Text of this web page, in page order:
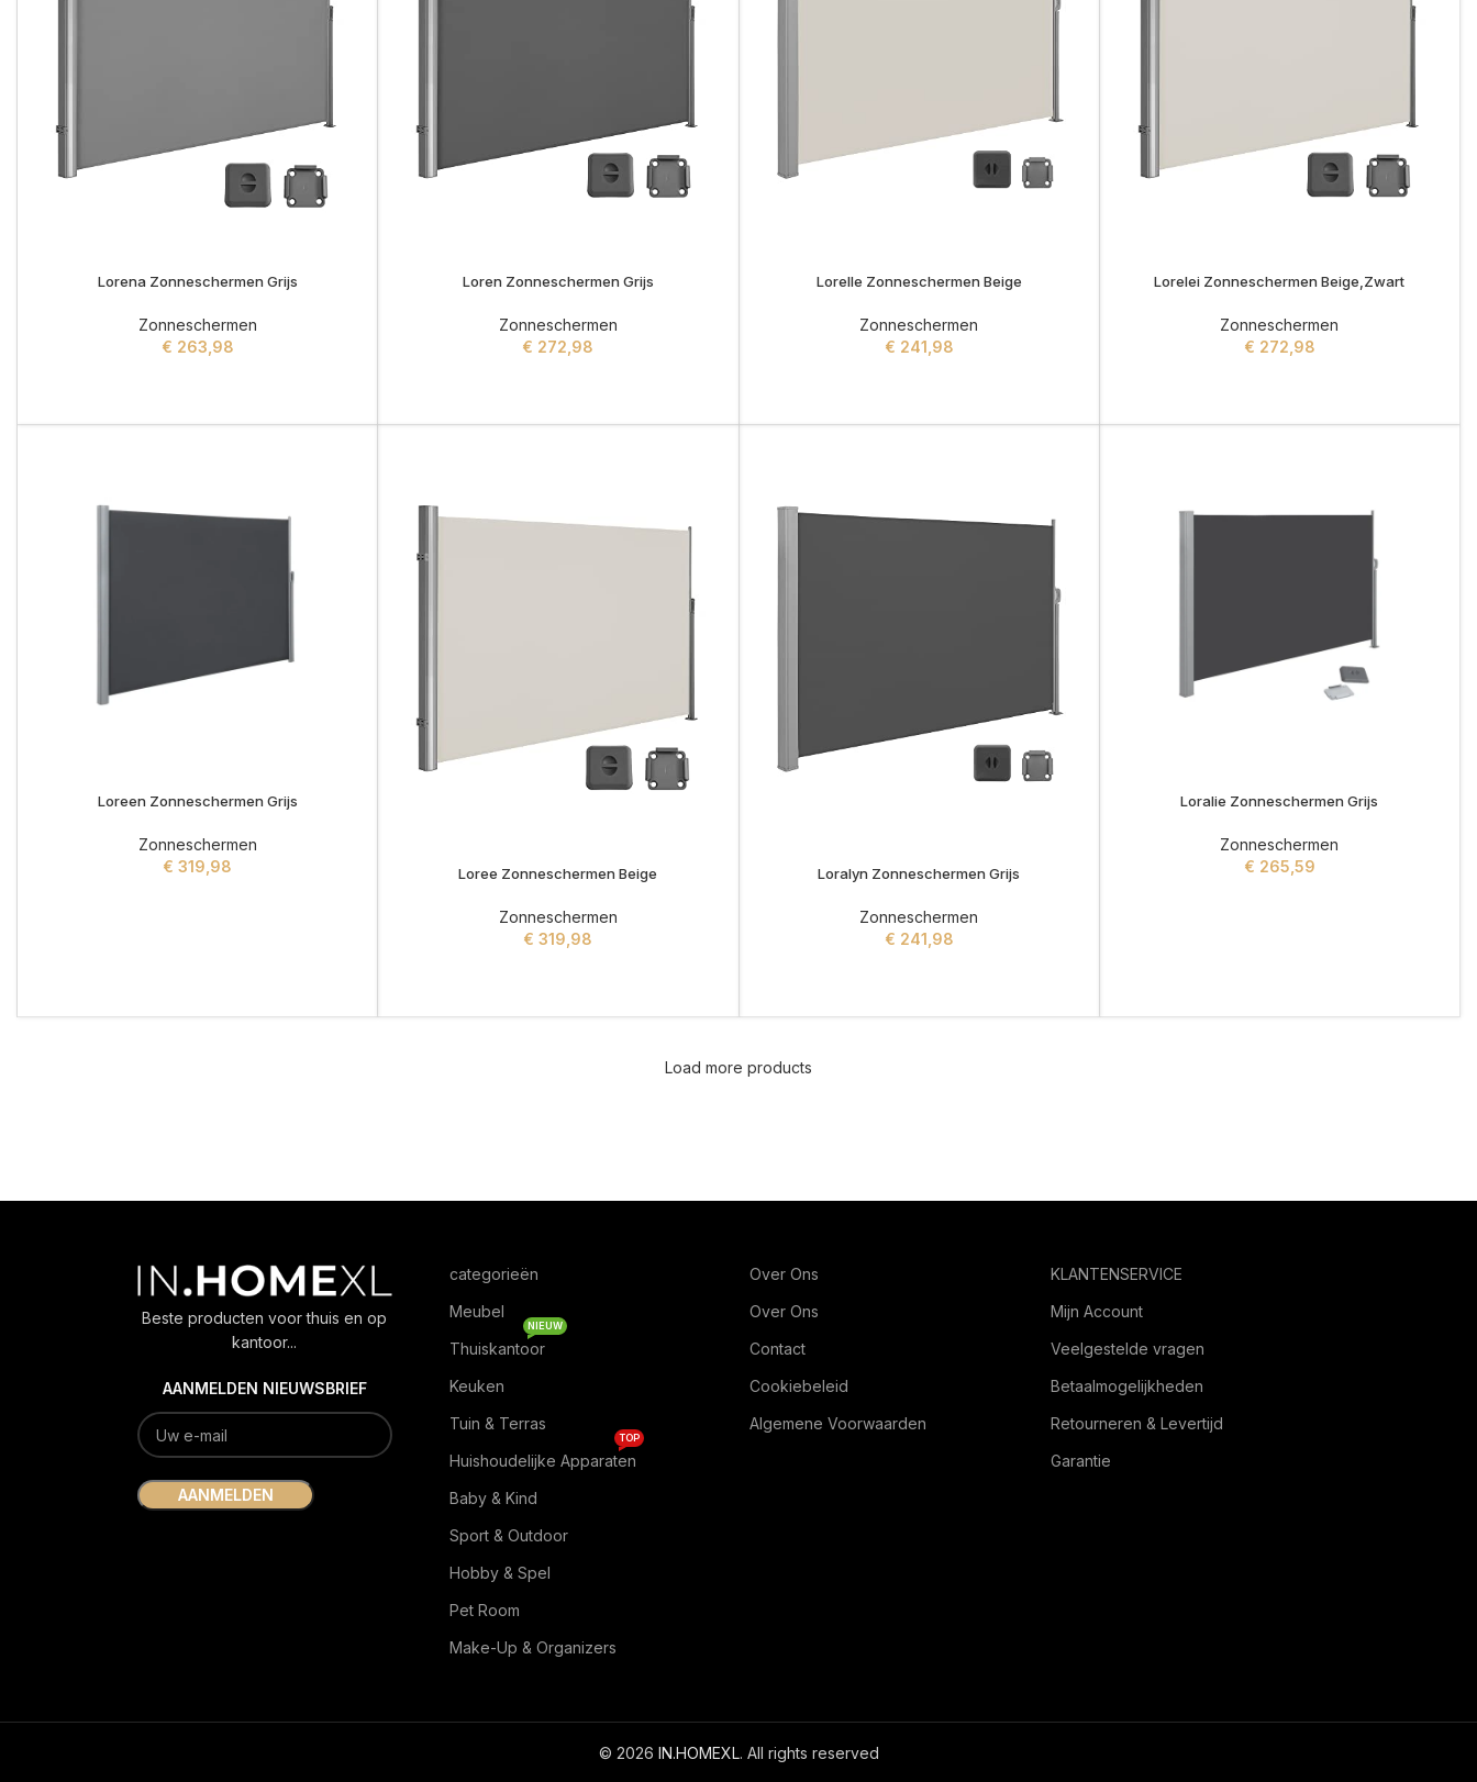
Lorena Zonneschermen Grijs
Zonneschermen
€ 263,98
Loren Zonneschermen Grijs
Zonneschermen
€ 272,98
Lorelle Zonneschermen Beige
Zonneschermen
€ 241,98
Lorelei Zonneschermen Beige,Zwart
Zonneschermen
€ 272,98
Loreen Zonneschermen Grijs
Zonneschermen
€ 319,98 Loree Zonneschermen Beige
Zonneschermen
€ 319,98
Loralyn Zonneschermen Grijs
Zonneschermen
€ 241,98
Loralie Zonneschermen Grijs
Zonneschermen
€ 265,59
Load more products
Beste producten voor thuis en op
kantoor...
AANMELDEN NIEUWSBRIEF
categorieën
Meubel
Thuiskantoor
NIEUW
Keuken
Tuin & Terras
Huishoudelijke Apparaten
TOP
Baby & Kind
Sport & Outdoor
Hobby & Spel
Pet Room
Make-Up & Organizers
Over Ons
Over Ons
Contact
Cookiebeleid
Algemene Voorwaarden
KLANTENSERVICE
Mijn Account
Veelgestelde vragen
Betaalmogelijkheden
Retourneren & Levertijd
Garantie
© 2026 IN.HOMEXL. All rights reserved